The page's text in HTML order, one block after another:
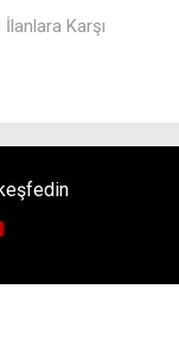
İlanlara Karşı